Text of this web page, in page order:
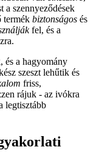
a szennyeződések
termék biztonságos és
fel, és a
és a hagyomány
szeszt lehűtik és
friss,
rájuk - az ivókra
legtisztább